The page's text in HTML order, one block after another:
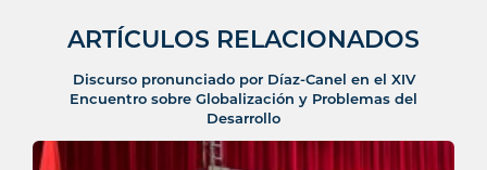
ARTÍCULOS RELACIONADOS
Discurso pronunciado por Díaz-Canel en el XIV
Encuentro sobre Globalización y Problemas del
Desarrollo